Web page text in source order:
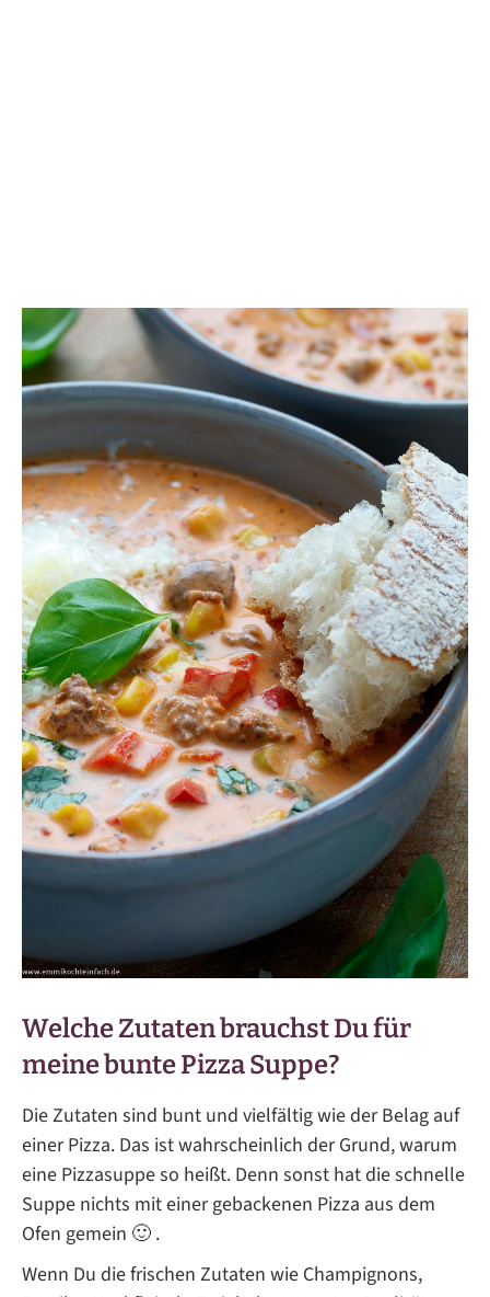
Welche Zutaten brauchst Du für
meine bunte Pizza Suppe?
Die Zutaten sind bunt und vielfältig wie der Belag auf
einer Pizza. Das ist wahrscheinlich der Grund, warum
eine Pizzasuppe so heißt. Denn sonst hat die schnelle
Suppe nichts mit einer gebackenen Pizza aus dem
Ofen gemein 🙂 .
Wenn Du die frischen Zutaten wie Champignons,